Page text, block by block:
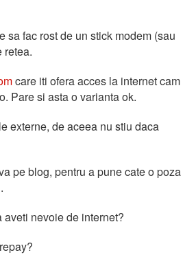
sa fac rost de un stick modem (sau
retea.
care iti ofera acces la internet cam
Pare si asta o varianta ok.
externe, de aceea nu stiu daca
pe blog, pentru a pune cate o poza
nevoie de internet?